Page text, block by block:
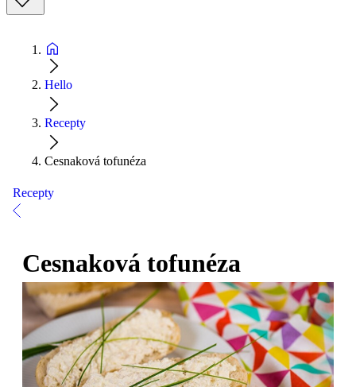
Hello
Recepty
Cesnaková tofunéza
Recepty
Cesnaková tofunéza